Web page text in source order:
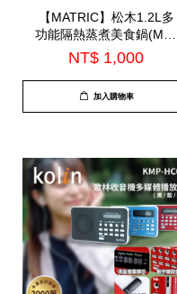
【MATRIC】松木1.2L多
功能隔熱蒸煮美食鍋(MG-
EH0615S)
NT$ 1,000
加入購物車